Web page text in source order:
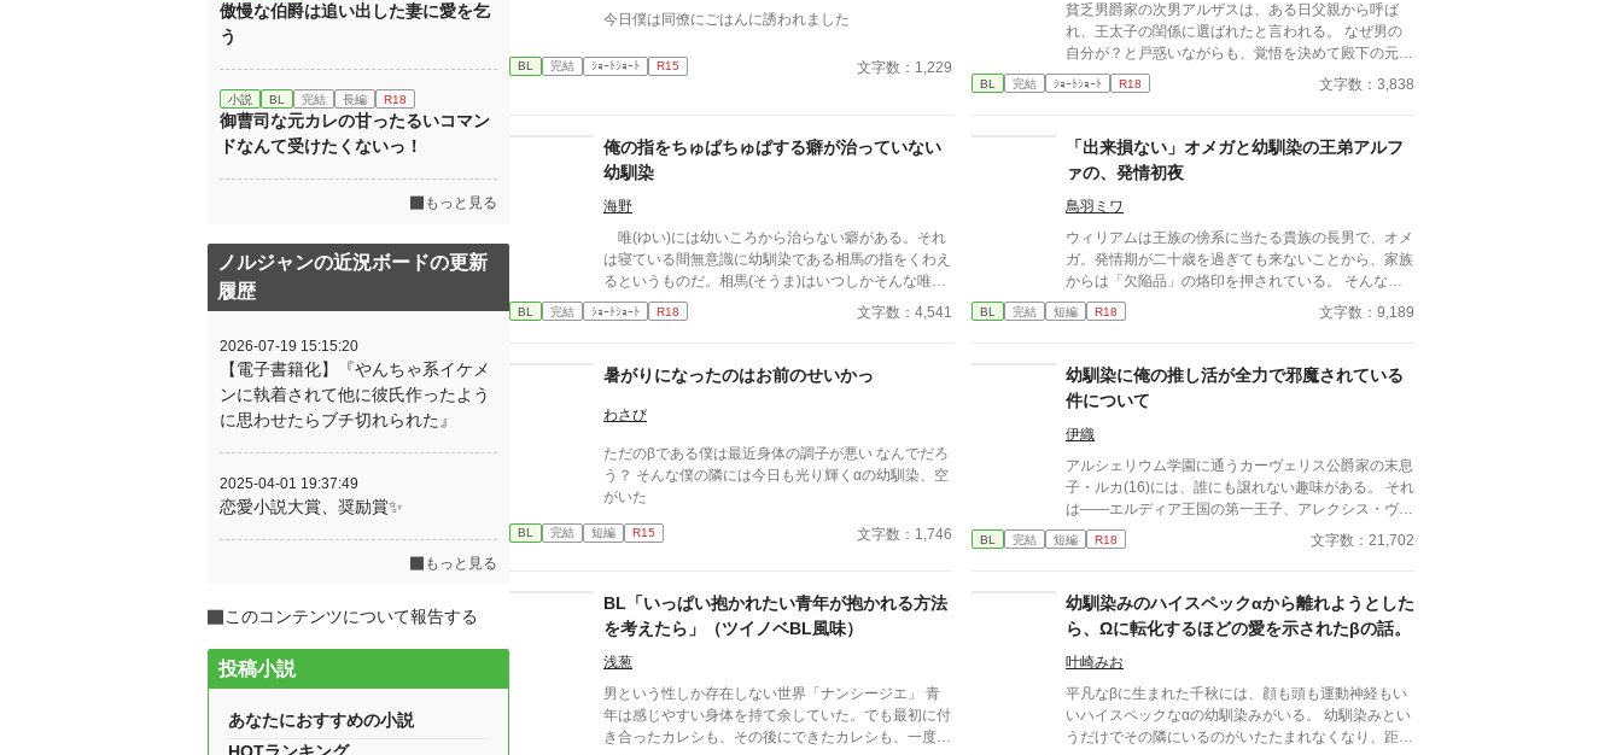
今日僕は同僚にごはんに誘われました
BL 完結 ｼｮｰﾄｼｮｰﾄ R15 文字数：1,229
貧乏男爵家の次男アルザスは、ある日父親から呼ば
れ、王太子の閨係に選ばれたと言われる。 なぜ男の
自分が？と戸惑いながらも、覚悟を決めて殿下の元へ
行く。 しかし、殿下はただベッドに横たわり何もし
てこない。 殿下には何か思いがあるようで。 《何故
場的に逆転したお話です。 登場人物、設定は全く違
います。 ※ショートショート集におまけ話を上げて
います。そちらも是非ご一読ください。 ※画像はPicr
ewさんよりお借りしています。
BL 完結 ｼｮｰﾄｼｮｰﾄ R18 文字数：3,838
俺の指をちゅぱちゅぱする癖が治っていない
幼馴染
海野
唯(ゆい)には幼いころから治らない癖がある。それ
は寝ている間無意識に幼馴染である相馬の指をくわえ
るというものだ。相馬(そうま)はいつしかそんな唯に
自分から指を差し出し、興奮するようになってしまう
ようになり、起きる直前に慌ててトイレに向かい欲を
唇に当てると、彼は何故か狸寝入りをしていて…？
BL 完結 ｼｮｰﾄｼｮｰﾄ R18 文字数：4,541
「出来損ない」オメガと幼馴染の王弟アルフ
ァの、発情初夜
鳥羽ミワ
ウィリアムは王族の傍系に当たる貴族の長男で、オメ
ガ。発情期が二十歳を過ぎても来ないことから、家族
からは「欠陥品」の烙印を押されている。 そんなウ
ィリアムは、政略結婚の駒として国内の有力貴族へ嫁
ぐことが決まっていた。しかしその予定が一転し、幼
れよあれよと結婚式当日になり、戸惑いながらも結婚
を誓うウィリアムに、セドリックは優しいキスをし
て……。 そして迎えた初夜。わけもわからず悲しく
なって泣くウィリアムを、セドリックはたくましい力
で抱きしめる。 「お前がずっと、好きだ」 甘い言葉
に、これまで熱を知らなかったウィリアムの身体が潤
み、火照りはじめる。 ※ムーンライトノベルズ、ア
ルファポリス、pixivへ掲載しています
BL 完結 短編 R18 文字数：9,189
暑がりになったのはお前のせいかっ
わさび
ただのβである僕は最近身体の調子が悪い なんでだろ
う？ そんな僕の隣には今日も光り輝くαの幼馴染、空
がいた
BL 完結 短編 R15 文字数：1,746
幼馴染に俺の推し活が全力で邪魔されている
件について
伊織
アルシェリウム学園に通うカーヴェリス公爵家の末息
子・ルカ(16)には、誰にも譲れない趣味がある。 それ
は――エルディア王国の第一王子、アレクシス・ヴァ
ルクレスト殿下(19)を“推す”こと。 学園生活は、殿下
の凛々しい姿を眺め、心の中で歓声を上げる、至福の
オン・モントクロワ(19)によって崩される。 「ルカ、
殿下はやめておけ」 勘違いしたレオンの妨害は日に
日にエスカレート。 しかも殿下まで何やら距離を詰
めてきて――。 推し活と恋愛の狭間で揺れる、王国
学園ラブコメディ。 ※誤字脱字など、修正中です。 1
1/2～ゆっくり更新です。
BL 完結 短編 R18 文字数：21,702
BL「いっぱい抱かれたい青年が抱かれる方法
を考えたら」（ツイノベBL風味）
浅葱
男という性しか存在しない世界「ナンシージエ」 青
年は感じやすい身体を持て余していた。でも最初に付
き合ったカレシも、その後にできたカレシも、一度は
幼馴染みのハイスペックαから離れようとした
ら、Ωに転化するほどの愛を示されたβの話。
叶崎みお
平凡なβに生まれた千秋には、顔も頭も運動神経もい
いハイスペックなαの幼馴染みがいる。 幼馴染みとい
うだけでその隣にいるのがいたたまれなくなり、距離
傲慢な伯爵は追い出した妻に愛を乞
う
小説 BL 完結 長編 R18
御曹司な元カレの甘ったるいコマン
ドなんて受けたくないっ！
もっと見る
ノルジャンの近況ボードの更新
履歴
2026-07-19 15:15:20
【電子書籍化】『やんちゃ系イケメ
ンに執着されて他に彼氏作ったよう
に思わせたらブチ切れられた』
2025-04-01 19:37:49
恋愛小説大賞、奨励賞✨
もっと見る
このコンテンツについて報告する
投稿小説
あなたにおすすめの小説